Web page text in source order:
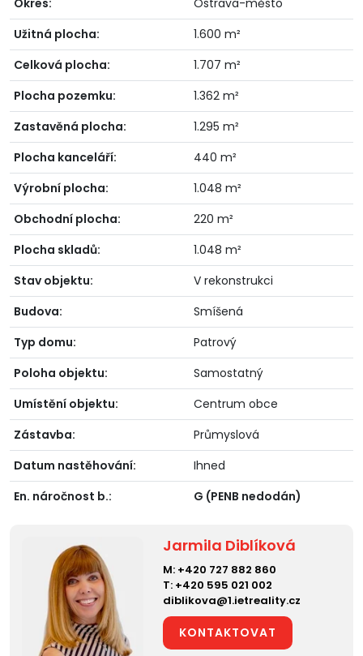
Užitná plocha:
1.600 m²
Celková plocha:
1.707 m²
Plocha pozemku:
1.362 m²
Zastavěná plocha:
1.295 m²
Plocha kanceláří:
440 m²
Výrobní plocha:
1.048 m²
Obchodní plocha:
220 m²
Plocha skladů:
1.048 m²
Stav objektu:
V rekonstrukci
Budova:
Smíšená
Typ domu:
Patrový
Poloha objektu:
Samostatný
Umístění objektu:
Centrum obce
Zástavba:
Průmyslová
Datum nastěhování:
Ihned
En. náročnost b.:
G (PENB nedodán)
Jarmila Diblíková
M: +420 727 882 860
T: +420 595 021 002
diblikova@1.ietreality.cz
KONTAKTOVAT